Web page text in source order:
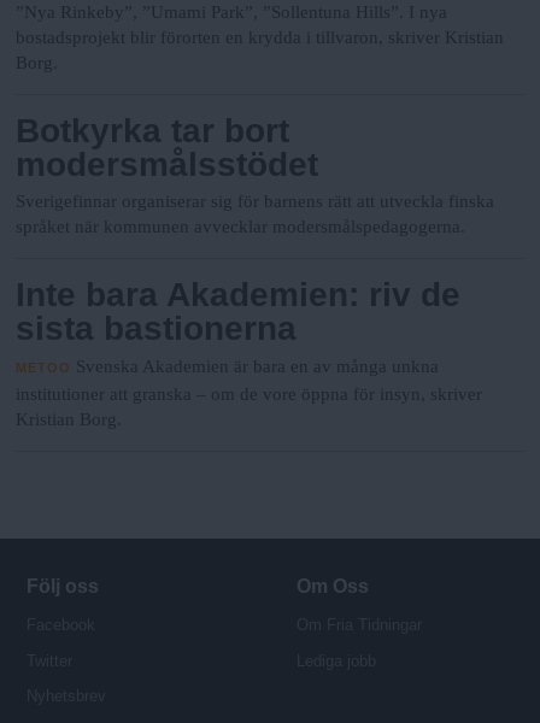
”Nya Rinkeby”, ”Umami Park”, ”Sollentuna Hills”. I nya
bostadsprojekt blir förorten en krydda i tillvaron, skriver Kristian
Borg.
Botkyrka tar bort
modersmålsstödet
Sverigefinnar organiserar sig för barnens rätt att utveckla finska
språket när kommunen avvecklar modersmålspedagogerna.
Inte bara Akademien: riv de
sista bastionerna
METOO Svenska Akademien är bara en av många unkna
institutioner att granska – om de vore öppna för insyn, skriver
Kristian Borg.
Följ oss Om Oss